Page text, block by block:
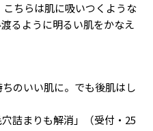
ちらは肌に吸いつくような
るように明るい肌をかなえ
のいい肌に。でも後肌はし
詰まりも解消」（受付・25